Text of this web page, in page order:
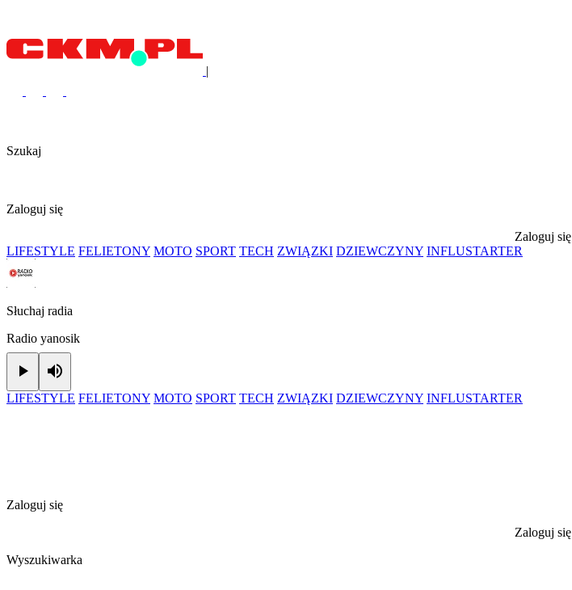
|
Szukaj
Zaloguj się
Zaloguj się
LIFESTYLE FELIETONY MOTO SPORT TECH ZWIĄZKI DZIEWCZYNY INFLUSTARTER
Słuchaj radia
Radio yanosik
Play
LIFESTYLE FELIETONY MOTO SPORT TECH ZWIĄZKI DZIEWCZYNY INFLUSTARTER
Zaloguj się
Zaloguj się
Wyszukiwarka